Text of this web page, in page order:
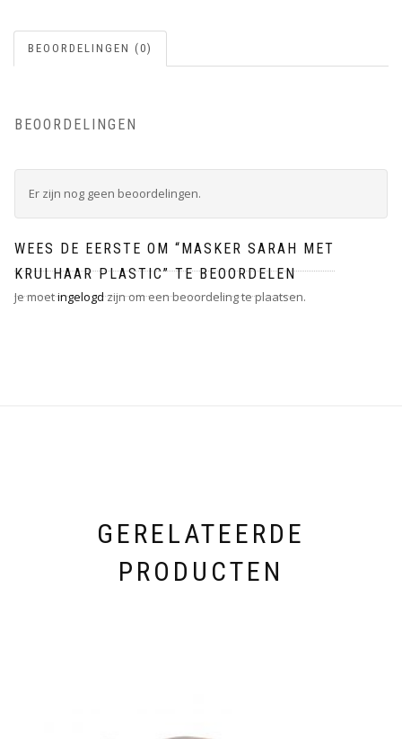
BEOORDELINGEN (0)
BEOORDELINGEN
Er zijn nog geen beoordelingen.
WEES DE EERSTE OM “MASKER SARAH MET
KRULHAAR PLASTIC” TE BEOORDELEN
Je moetingelogdzijn om een beoordeling te plaatsen.
GERELATEERDE
PRODUCTEN